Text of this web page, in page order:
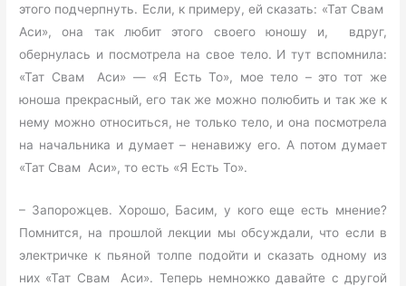
этого подчерпнуть. Если, к примеру, ей сказать: «Тат Свам
Аси», она так любит этого своего юношу и, вдруг,
обернулась и посмотрела на свое тело. И тут вспомнила:
«Тат Свам Аси» — «Я Есть То», мое тело – это тот же
юноша прекрасный, его так же можно полюбить и так же к
нему можно относиться, не только тело, и она посмотрела
на начальника и думает – ненавижу его. А потом думает
«Тат Свам Аси», то есть «Я Есть То».
– Запорожцев. Хорошо, Басим, у кого еще есть мнение?
Помнится, на прошлой лекции мы обсуждали, что если в
электричке к пьяной толпе подойти и сказать одному из
них «Тат Свам Аси». Теперь немножко давайте с другой